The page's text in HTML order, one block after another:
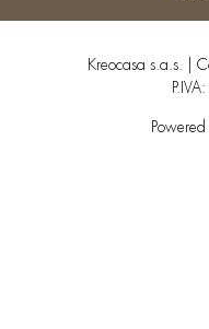
Kreocasa s.a.s. |